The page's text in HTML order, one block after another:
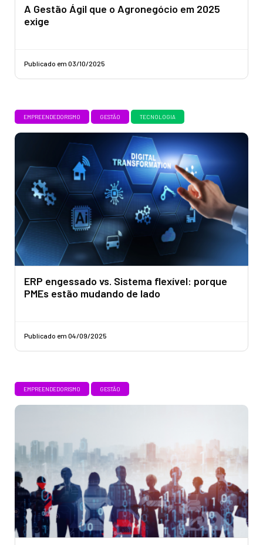
A Gestão Ágil que o Agronegócio em 2025
exige
Publicado em 03/10/2025
EMPREENDEDORISMO GESTÃO TECNOLOGIA
ERP engessado vs. Sistema flexível: porque
PMEs estão mudando de lado
Publicado em 04/09/2025
EMPREENDEDORISMO GESTÃO